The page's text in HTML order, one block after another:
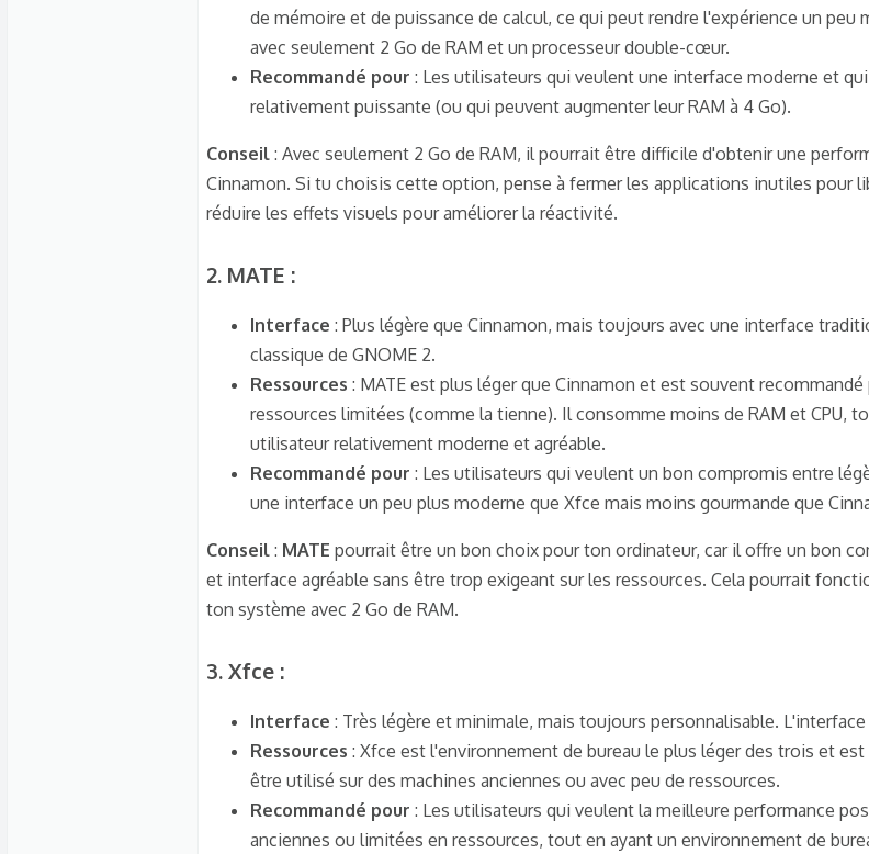
de mémoire et de puissance de calcul, ce qui peut rendre l'expérience un peu
avec seulement 2 Go de RAM et un processeur double-cœur.
Recommandé pour : Les utilisateurs qui veulent une interface moderne et
relativement puissante (ou qui peuvent augmenter leur RAM à 4 Go).
Conseil : Avec seulement 2 Go de RAM, il pourrait être difficile d'obtenir une
Cinnamon. Si tu choisis cette option, pense à fermer les applications inutiles pour
réduire les effets visuels pour améliorer la réactivité.
2. MATE :​
Interface : Plus légère que Cinnamon, mais toujours avec une interface
classique de GNOME 2.
Ressources : MATE est plus léger que Cinnamon et est souvent
ressources limitées (comme la tienne). Il consomme moins de RAM et CPU,
utilisateur relativement moderne et agréable.
Recommandé pour : Les utilisateurs qui veulent un bon compromis entre
une interface un peu plus moderne que Xfce mais moins gourmande que
Conseil : MATE pourrait être un bon choix pour ton ordinateur, car il offre un bon
et interface agréable sans être trop exigeant sur les ressources. Cela pourrait
ton système avec 2 Go de RAM.
3. Xfce :​
Interface : Très légère et minimale, mais toujours personnalisable.
Ressources : Xfce est l'environnement de bureau le plus léger des trois et
être utilisé sur des machines anciennes ou avec peu de ressources.
Recommandé pour : Les utilisateurs qui veulent la meilleure performance
anciennes ou limitées en ressources, tout en ayant un environnement de